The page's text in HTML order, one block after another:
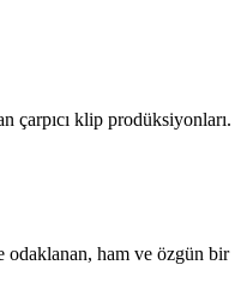
çarpıcı klip prodüksiyonları.
odaklanan, ham ve özgün bir